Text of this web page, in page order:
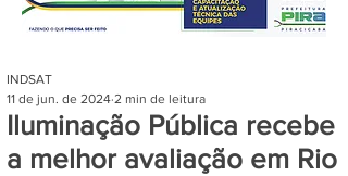
Iluminação Pública recebe
a melhor avaliação em Rio
INDSAT
11 de jun. de 2024 2 min de leitura